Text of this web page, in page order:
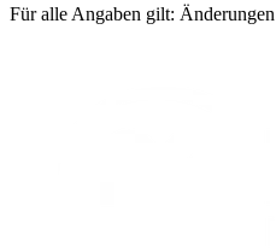
Für alle Angaben gilt: